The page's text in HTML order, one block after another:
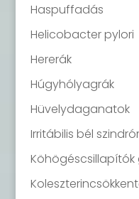
Haspuffadás
Helicobacter pylori
Hererák
Húgyhólyagrák
Hüvelydaganatok
Irritábilis bél
Köhögéscsillapítók